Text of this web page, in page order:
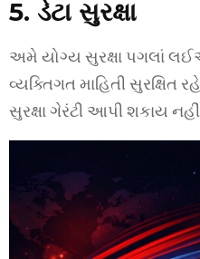
5. ડેટા સુરક્ષા
અમે યોગ્ય સુરક્ષા પગલાં
વ્યક્તિગત માહિતી સુરક્ષિત
સુરક્ષા ગેરંટી આપી શકાય